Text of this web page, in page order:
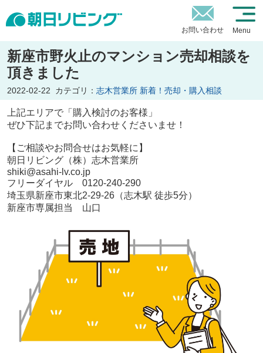
お問い合わせ Menu
新座市野火止のマンション売却相談を
頂きました
2022-02-22 カテゴリ： 志木営業所 新着！売却・購入相談
上記エリアで「購入検討のお客様」
ぜひ下記までお問い合わせくださいませ！
【ご相談やお問合せはお気軽に】
朝日リビング（株）志木営業所
shiki@asahi-lv.co.jp
フリーダイヤル 0120-240-290
埼玉県新座市東北2-29-26（志木駅 徒歩5分）
新座市専属担当 山口